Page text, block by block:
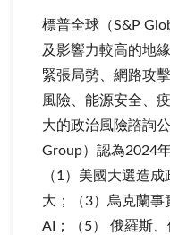
標普全球（S&P
及影響力較高的地
緊張局勢、網路攻
風險、能源安全、
大的政治風險諮詢
Group）認為2024
（1）美國大選造
大；（3）烏克蘭事
AI；（5） 俄羅斯、